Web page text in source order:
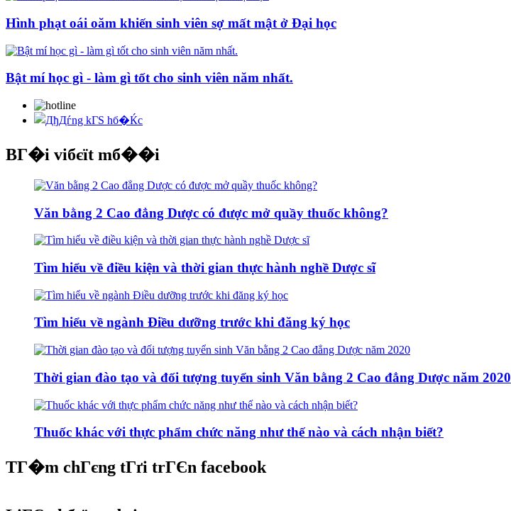
Hình phạt oái oăm khiến sinh viên sợ mất mật ở Đại học
Bật mí học gì - làm gì tốt cho sinh viên năm nhất.
BГ�i viбєїt mб��i
Văn bằng 2 Cao đẳng Dược có được mở quầy thuốc không?
Tìm hiểu về điều kiện và thời gian thực hành nghề Dược sĩ
Tìm hiểu về ngành Điều dưỡng trước khi đăng ký học
Thời gian đào tạo và đối tượng tuyển sinh Văn bằng 2 Cao đẳng Dược năm 2020
Thuốc khác với thực phẩm chức năng như thế nào và cách nhận biết?
TГ�m chГєng tГґi trГЄn facebook